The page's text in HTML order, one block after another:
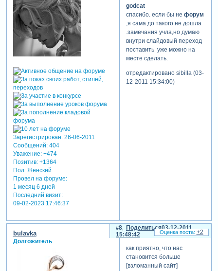
Зарегистрирован: 26-06-2011
Сообщений:404
Уважение: +474
Позитив: +1364
Пол:Женский
Провел на форуме:
1 месяц 6 дней
Последний визит:
09-02-2023 17:46:37
godcat
спасибо. если бы не форум
,я сама до такого не дошла
.замечания учла,но думаю
внутри слайдовый переход
поставить уже можно на
месте сделать.
отредактировано sibilla (03-
12-2011 15:34:00)
Поделиться
8
03-12-2011
15:48:42
bulavka
Долгожитель
как приятно, что нас
становится больше
[взломанный сайт]
+2